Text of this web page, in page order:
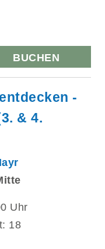
BUCHEN
-
& 4.
Uhr
18